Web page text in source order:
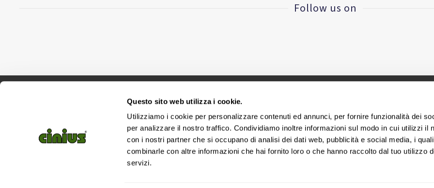
Questo sito web utilizza i cookie.
Utilizziamo i cookie per personalizzare contenuti ed annunci, per fornire funzionalità dei
per analizzare il nostro traffico. Condividiamo inoltre informazioni sul modo in cui utilizzi il
con i nostri partner che si occupano di analisi dei dati web, pubblicità e social media, i
combinarle con altre informazioni che hai fornito loro o che hanno raccolto dal tuo utilizzo
servizi.
Follow us on
CINIUS S.R.L. - VAT ID IT02418320376
Headquarters - via E. Collamarini, 25 – 40138 Bologna –